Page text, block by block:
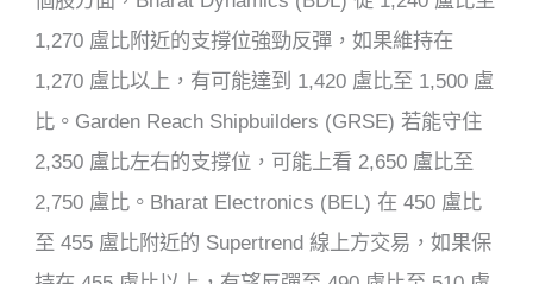
1,270 盧比附近的支撐位強勁反彈，如果維持在
1,270 盧比以上，有可能達到 1,420 盧比至 1,500 盧
比。Garden Reach Shipbuilders (GRSE) 若能守住
2,350 盧比左右的支撐位，可能上看 2,650 盧比至
2,750 盧比。Bharat Electronics (BEL) 在 450 盧比
至 455 盧比附近的 Supertrend 線上方交易，如果保